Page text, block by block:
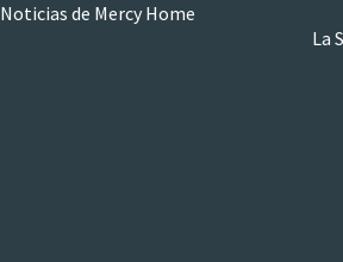
Noticias de Mercy Home
La